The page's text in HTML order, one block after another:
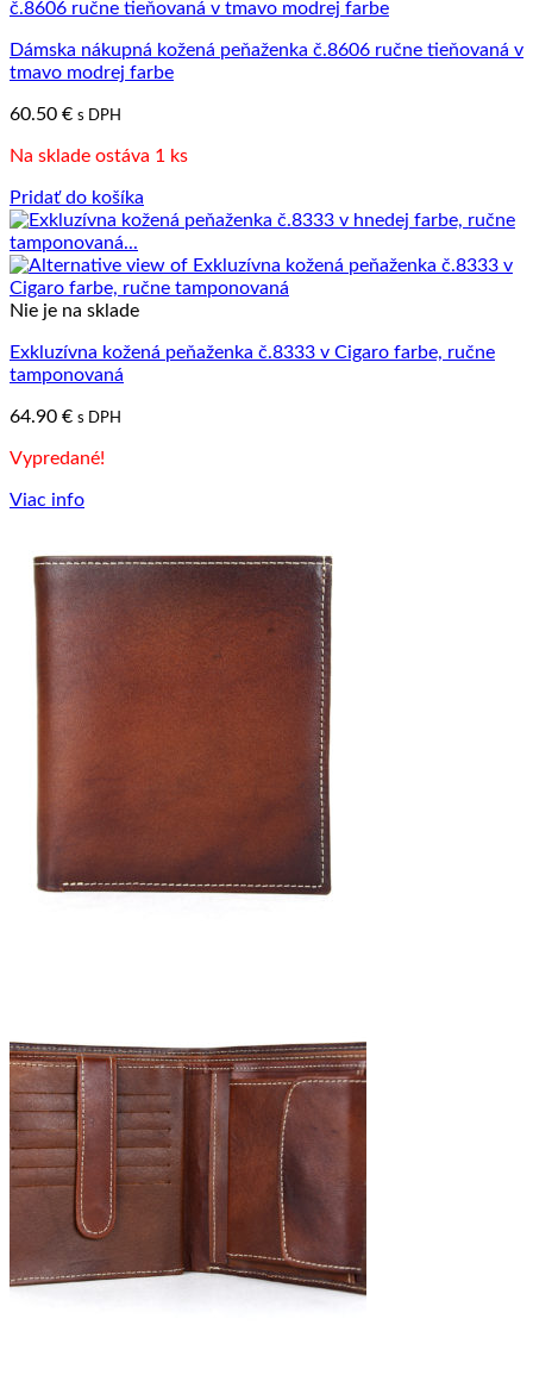
Dámska nákupná kožená peňaženka č.8606 ručne tieňovaná v
tmavo modrej farbe
60.50 € s DPH
Na sklade ostáva 1 ks
Pridať do košíka
Nie je na sklade
Exkluzívna kožená peňaženka č.8333 v Cigaro farbe, ručne
tamponovaná
64.90 € s DPH
Vypredané!
Viac info